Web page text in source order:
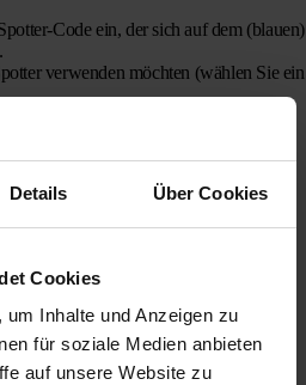
Details Über Cookies
Cookies
Inhalte und Anzeigen zu
für soziale Medien anbieten
auf unsere Website zu
Code ein, der sich auf dem (blauen)
verwenden möchten (wählen Sie ein
ein (z. B. Alice).
auf der Karte sehen werden.
Wenn Sie das nicht möchten,
es erscheint folgendes auf dem
vollständig aufgeladen ist.
optimale Abdeckung zu gewährleisten.
des Spotters.
Sobald dieser Vorgang erfolgreich
Assistenten schließen. Sie können den